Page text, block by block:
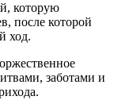
которую
после которой
ход.
заботами и